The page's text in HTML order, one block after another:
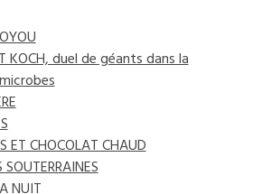
KOCH, duel de géants dans la
ET CHOCOLAT CHAUD
SOUTERRAINES